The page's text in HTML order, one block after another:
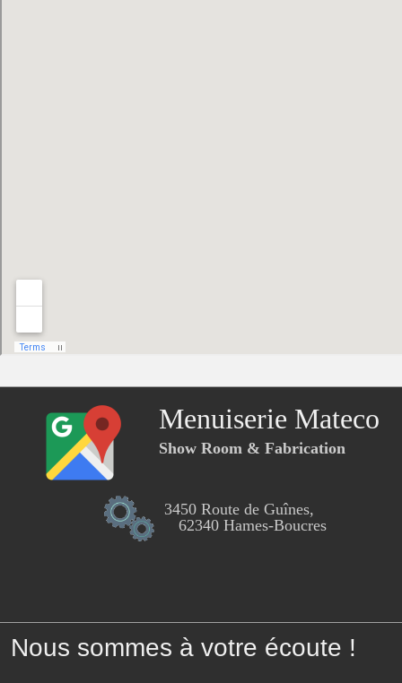
Menuiserie Mateco
Show Room & Fabrication
3450 Route de Guînes,
62340 Hames-Boucres
Nous sommes à votre écoute !